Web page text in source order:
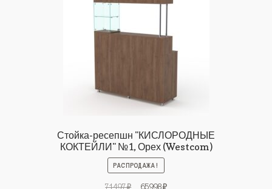
Стойка-ресепшн "КИСЛОРОДНЫЕ
КОКТЕЙЛИ" №1, Орех (Westcom)
РАСПРОДАЖА!
71497₽
Первоначальная
65998₽Текущая